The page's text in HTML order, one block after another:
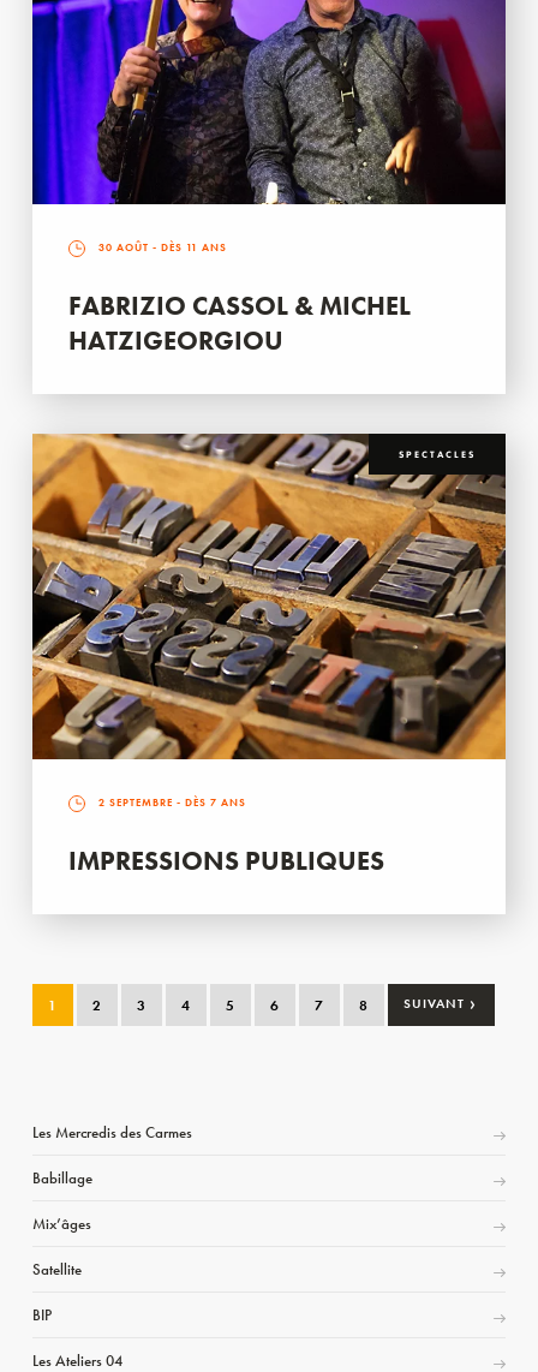
30 AOÛT - DÈS 11 ANS
FABRIZIO CASSOL & MICHEL
HATZIGEORGIOU
SPECTACLES
2 SEPTEMBRE - DÈS 7 ANS
IMPRESSIONS PUBLIQUES
1 2 3 4 5 6 7 8 SUIVANT ›
Les Mercredis des Carmes
Babillage
Mix’âges
Satellite
BIP
Les Ateliers 04